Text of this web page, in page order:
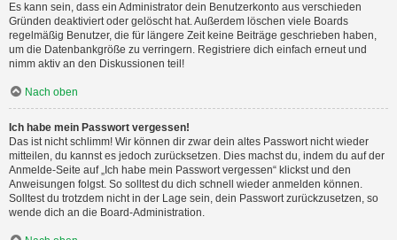
Es kann sein, dass ein Administrator dein Benutzerkonto aus verschieden
Gründen deaktiviert oder gelöscht hat. Außerdem löschen viele Boards
regelmäßig Benutzer, die für längere Zeit keine Beiträge geschrieben haben,
um die Datenbankgröße zu verringern. Registriere dich einfach erneut und
nimm aktiv an den Diskussionen teil!
Nach oben
Ich habe mein Passwort vergessen!
Das ist nicht schlimm! Wir können dir zwar dein altes Passwort nicht wieder
mitteilen, du kannst es jedoch zurücksetzen. Dies machst du, indem du auf der
Anmelde-Seite auf „Ich habe mein Passwort vergessen“ klickst und den
Anweisungen folgst. So solltest du dich schnell wieder anmelden können.
Solltest du trotzdem nicht in der Lage sein, dein Passwort zurückzusetzen, so
wende dich an die Board-Administration.